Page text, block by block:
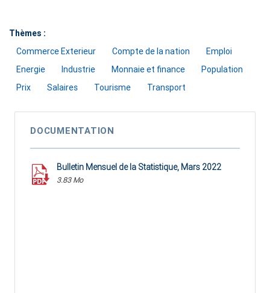
Thèmes :
Commerce Exterieur
Compte de la nation
Emploi
Energie
Industrie Monnaie et finance
Population
Prix
Salaires Tourisme Transport
DOCUMENTATION
Bulletin Mensuel de la Statistique, Mars 2022
3.83 Mo